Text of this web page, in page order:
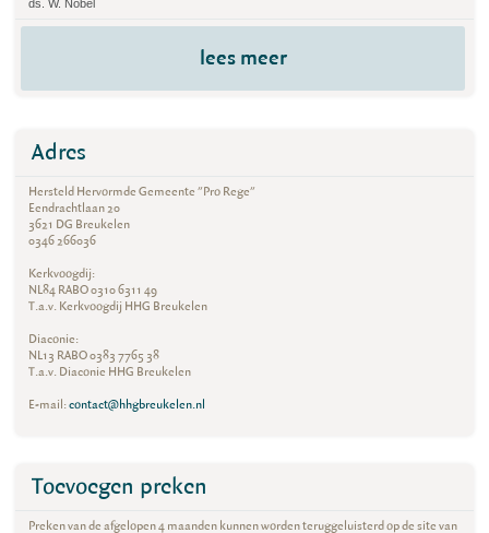
ds. W. Nobel
lees meer
Adres
Hersteld Hervormde Gemeente "Pro Rege"
Eendrachtlaan 20
3621 DG Breukelen
0346 266036
Kerkvoogdij:
NL84 RABO 0310 6311 49
T.a.v. Kerkvoogdij HHG Breukelen
Diaconie:
NL13 RABO 0383 7765 38
T.a.v. Diaconie HHG Breukelen
E-mail:contact@hhgbreukelen.nl
Toevoegen preken
Preken van de afgelopen 4 maanden kunnen worden teruggeluisterd op de site van